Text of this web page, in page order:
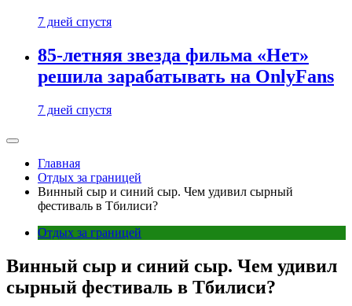
7 дней спустя
85-летняя звезда фильма «Нет»
решила зарабатывать на OnlyFans
7 дней спустя
Главная
Отдых за границей
Винный сыр и синий сыр. Чем удивил сырный
фестиваль в Тбилиси?
Отдых за границей
Винный сыр и синий сыр. Чем удивил
сырный фестиваль в Тбилиси?